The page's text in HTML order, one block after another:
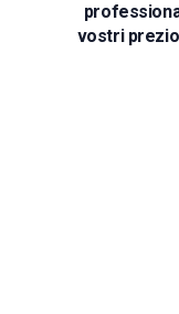
vostri